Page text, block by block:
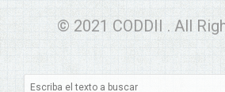
© 2021 CODDII . All